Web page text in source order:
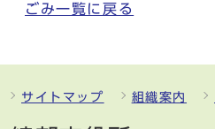
ごみ一覧に戻る
サイトマップ 組織案内